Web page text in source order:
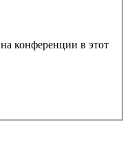
конференции в этот